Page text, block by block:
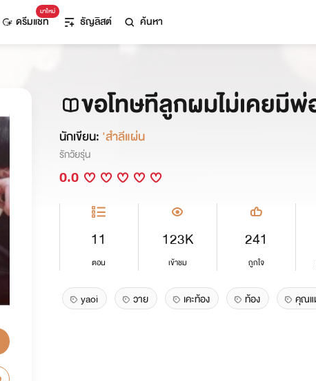
มาใหม่
ดรีมแชท ธัญลิสต์ ค้นหา
ขอโทษทีลูกผมไม่เคยมีพ่
นักเขียน: 'สำลีแผ่น
รักวัยรุ่น
0.0
11
ตอน
123K
เข้าชม
241
ถูกใจ
yaoi วาย เคะท้อง ท้อง คุณ